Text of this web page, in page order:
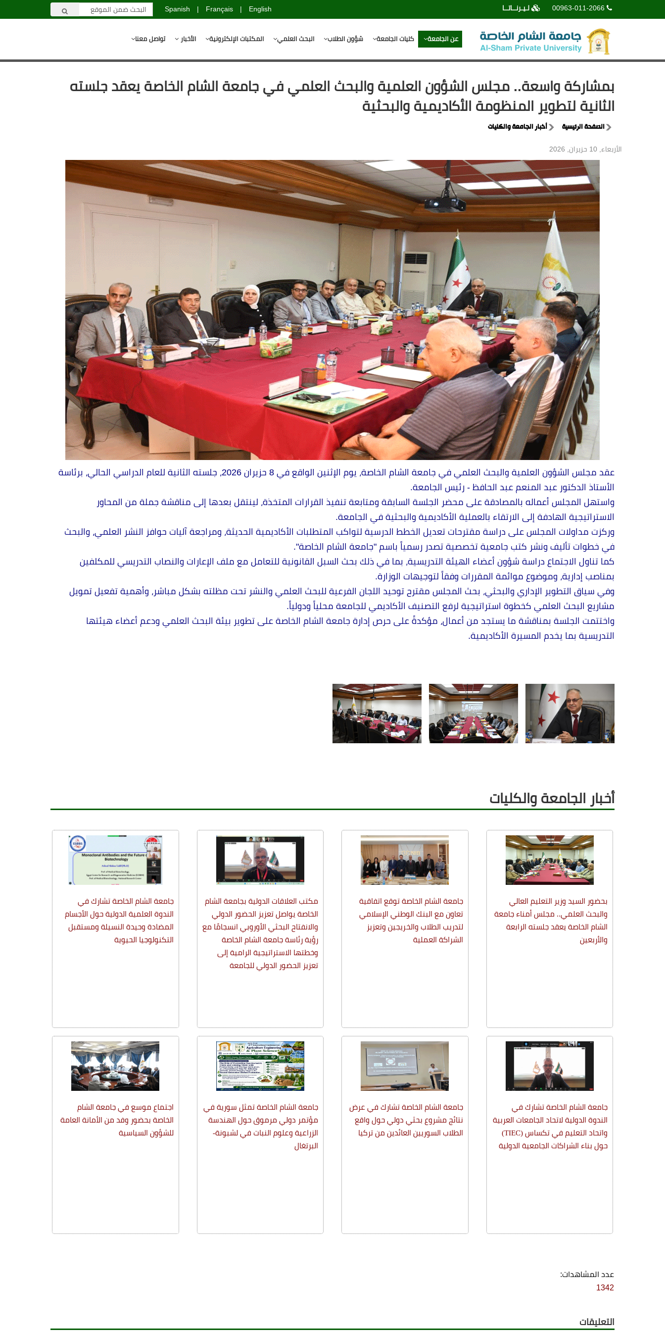
00963-011-2066 لـيـرنــاتــا English
|
Français
|
Spanish
عن الجامعة كليات الجامعة شؤون الطلاب البحث العلمي المكتبات الإلكترونية الأخبار تواصل معنا
بمشاركة واسعة.. مجلس الشؤون العلمية والبحث العلمي في جامعة الشام الخاصة يعقد جلسته
الثانية لتطوير المنظومة الأكاديمية والبحثية
الصفحة الرئيسية أخبار الجامعة والكليات
الأربعاء, 10 حزيران, 2026
عقد مجلس الشؤون العلمية والبحث العلمي في جامعة الشام الخاصة، يوم الإثنين الواقع في 8 حزيران 2026، جلسته الثانية للعام الدراسي الحالي، برئاسة
الأستاذ الدكتور عبد المنعم عبد الحافظ - رئيس الجامعة.
واستهل المجلس أعماله بالمصادقة على محضر الجلسة السابقة ومتابعة تنفيذ القرارات المتخذة، لينتقل بعدها إلى مناقشة جملة من المحاور
الاستراتيجية الهادفة إلى الارتقاء بالعملية الأكاديمية والبحثية في الجامعة.
وركزت مداولات المجلس على دراسة مقترحات تعديل الخطط الدرسية لتواكب المتطلبات الأكاديمية الحديثة، ومراجعة آليات حوافز النشر العلمي، والبحث
في خطوات تأليف ونشر كتب جامعية تخصصية تصدر رسمياً باسم "جامعة الشام الخاصة".
كما تناول الاجتماع دراسة شؤون أعضاء الهيئة التدريسية، بما في ذلك بحث السبل القانونية للتعامل مع ملف الإعارات والنصاب التدريسي للمكلفين
بمناصب إدارية، وموضوع موائمة المقررات وفقاً لتوجيهات الوزارة.
وفي سياق التطوير الإداري والبحثي، بحث المجلس مقترح توحيد اللجان الفرعية للبحث العلمي والنشر تحت مظلته بشكل مباشر، وأهمية تفعيل تمويل
مشاريع البحث العلمي كخطوة استراتيجية لرفع التصنيف الأكاديمي للجامعة محلياً ودولياً.
واختتمت الجلسة بمناقشة ما يستجد من أعمال، مؤكدةً على حرص إدارة جامعة الشام الخاصة على تطوير بيئة البحث العلمي ودعم أعضاء هيئتها
التدريسية بما يخدم المسيرة الأكاديمية.
أخبار الجامعة والكليات
بحضور السيد وزير التعليم العالي
والبحث العلمي.. مجلس أمناء جامعة
الشام الخاصة يعقد جلسته الرابعة
والأربعين
جامعة الشام الخاصة توقع اتفاقية
تعاون مع البنك الوطني الإسلامي
لتدريب الطلاب والخريجين وتعزيز
الشراكة العملية
مكتب العلاقات الدولية بجامعة الشام
الخاصة يواصل تعزيز الحضور الدولي
والانفتاح البحثي الأوروبي انسجامًا مع
رؤية رئاسة جامعة الشام الخاصة
وخطتها الاستراتيجية الرامية إلى
تعزيز الحضور الدولي للجامعة
جامعة الشام الخاصة تشارك في
الندوة العلمية الدولية حول الأجسام
المضادة وحيدة النسيلة ومستقبل
التكنولوجيا الحيوية
جامعة الشام الخاصة تشارك في
الندوة الدولية لاتحاد الجامعات العربية
واتحاد التعليم في تكساس (TIEC)
حول بناء الشراكات الجامعية الدولية
جامعة الشام الخاصة تشارك في عرض
نتائج مشروع بحثي دولي حول واقع
الطلاب السوريين العائدين من تركيا
جامعة الشام الخاصة تمثل سورية في
مؤتمر دولي مرموق حول الهندسة
الزراعية وعلوم النبات في لشبونة-
البرتغال
اجتماع موسع في جامعة الشام
الخاصة بحضور وفد من الأمانة العامة
للشؤون السياسية
عدد المشاهدات:
1342
التعليقات